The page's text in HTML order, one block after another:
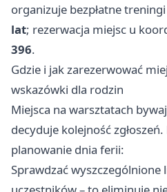
organizuje bezpłatne
lat; rezerwacja miejsc u
396.
Gdzie i jak zarezerwować
wskazówki dla rodzin
Miejsca na warsztatach
decyduje kolejność
planowanie dnia ferii:
Sprawdzać